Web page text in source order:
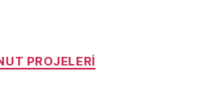
Categories
PROJELERI